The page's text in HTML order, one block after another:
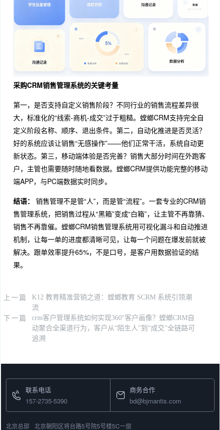
采购CRM销售管理系统的关键考量
第一，是否支持自定义销售阶段？不同行业的销售流程差异很
大，标准化的“线索-商机-成交”过于粗糙。螳螂CRM支持完全自
定义阶段名称、顺序、退出条件。第二，自动化推进是否灵活？
好的系统应该让销售“无感操作”——他们正常干活，系统自动更
新状态。第三，移动端体验是否完善？销售大部分时间在外跑客
户，主管也需要随时随地看数据。螳螂CRM提供功能完整的移动
端APP，与PC端数据实时同步。
结语：
销售管理不是管“人”，而是管“流程”。一套专业的CRM销
售管理系统，把销售过程从“黑箱”变成“白箱”，让主管不再靠猜、
销售不再靠催。螳螂CRM销售管理系统用可视化漏斗和自动推进
机制，让每一单的进度都清晰可见，让每一个问题在爆发前就被
解决。跟单效率提升65%，不是口号，是客户用数据验证的结
果。
上一篇
K12 教育精准营销之道：螳螂教育 SCRM 系统引领潮
流
下一篇
crm客户管理系统如何实现360°客户画像？螳螂CRM自
动聚合全渠道行为，客户从“陌生人”到“成交”全链路可
追溯
联系电话
157-2735-5390
商务合作
bd@bjmantis.com
北京总部 北京朝阳区将台路5号院5号楼5C一层